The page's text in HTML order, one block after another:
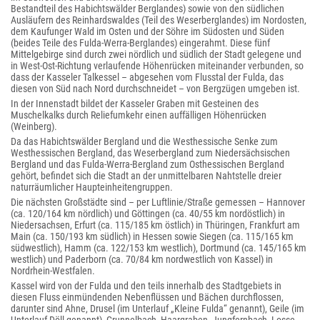
Bestandteil des Habichtswälder Berglandes) sowie von den südlichen
Ausläufern des Reinhardswaldes (Teil des Weserberglandes) im Nordosten,
dem Kaufunger Wald im Osten und der Söhre im Südosten und Süden
(beides Teile des Fulda-Werra-Berglandes) eingerahmt. Diese fünf
Mittelgebirge sind durch zwei nördlich und südlich der Stadt gelegene und
in West-Ost-Richtung verlaufende Höhenrücken miteinander verbunden, so
dass der Kasseler Talkessel – abgesehen vom Flusstal der Fulda, das
diesen von Süd nach Nord durchschneidet – von Bergzügen umgeben ist.
In der Innenstadt bildet der Kasseler Graben mit Gesteinen des
Muschelkalks durch Reliefumkehr einen auffälligen Höhenrücken
(Weinberg).
Da das Habichtswälder Bergland und die Westhessische Senke zum
Westhessischen Bergland, das Weserbergland zum Niedersächsischen
Bergland und das Fulda-Werra-Bergland zum Osthessischen Bergland
gehört, befindet sich die Stadt an der unmittelbaren Nahtstelle dreier
naturräumlicher Haupteinheitengruppen.
Die nächsten Großstädte sind – per Luftlinie/Straße gemessen – Hannover
(ca. 120/164 km nördlich) und Göttingen (ca. 40/55 km nordöstlich) in
Niedersachsen, Erfurt (ca. 115/185 km östlich) in Thüringen, Frankfurt am
Main (ca. 150/193 km südlich) in Hessen sowie Siegen (ca. 115/165 km
südwestlich), Hamm (ca. 122/153 km westlich), Dortmund (ca. 145/165 km
westlich) und Paderborn (ca. 70/84 km nordwestlich von Kassel) in
Nordrhein-Westfalen.
Kassel wird von der Fulda und den teils innerhalb des Stadtgebiets in
diesen Fluss einmündenden Nebenflüssen und Bächen durchflossen,
darunter sind Ahne, Drusel (im Unterlauf „Kleine Fulda“ genannt), Geile (im